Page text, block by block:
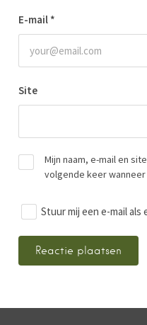
E-mail *
Site
Mijn naam, e-mail en
volgende keer
Stuur mij een e-mail